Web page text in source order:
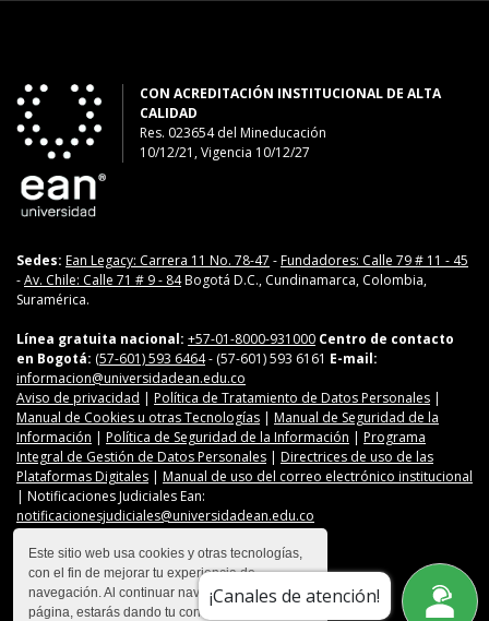
Este sitio web usa cookies y otras tecnologías,
con el fin de mejorar tu experiencia de
navegación. Al continuar navegando en esta
página, estarás dando tu consentimiento para
¡Canales de atención!
CON ACREDITACIÓN INSTITUCIONAL DE ALTA
CALIDAD
Res. 023654del Mineducación
10/12/21, Vigencia 10/12/27
Sedes: Ean Legacy: Carrera 11 No. 78-47 -Fundadores: Calle 79 # 11 - 45
-Av. Chile: Calle 71 # 9 - 84Bogotá D.C., Cundinamarca, Colombia,
Suramérica.
Línea gratuita nacional: +57-01-8000-931000 Centro de contacto
en Bogotá: (57-601) 593 6464- (57-601) 593 6161 E-mail:
informacion@universidadean.edu.co
Aviso de privacidad | Política de Tratamiento de Datos Personales |
Manual de Cookies u otras Tecnologías | Manual de Seguridad de la
Información | Política de Seguridad de la Información | Programa
Integral de Gestión de Datos Personales | Directrices de uso de las
Plataformas Digitales | Manual de uso del correo electrónico institucional
| Notificaciones Judiciales Ean:
notificacionesjudiciales@universidadean.edu.co
Contáctanos
Menú Redes Sociales